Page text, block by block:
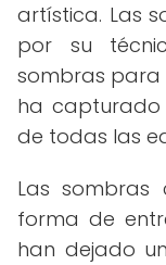
artística. Las
por su
sombras para
ha capturado
de todas las
Las sombras
forma de
han dejado